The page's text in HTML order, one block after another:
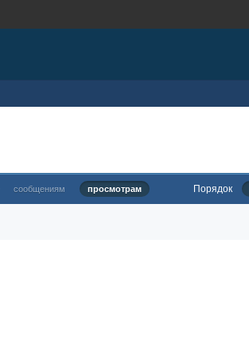
сообщениям просмотрам Порядок